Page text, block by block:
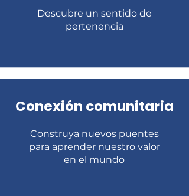
​Descubre un sentido de
pertenencia
​Conexión comunitaria
​Construya nuevos puentes
para aprender nuestro valor
en el mundo